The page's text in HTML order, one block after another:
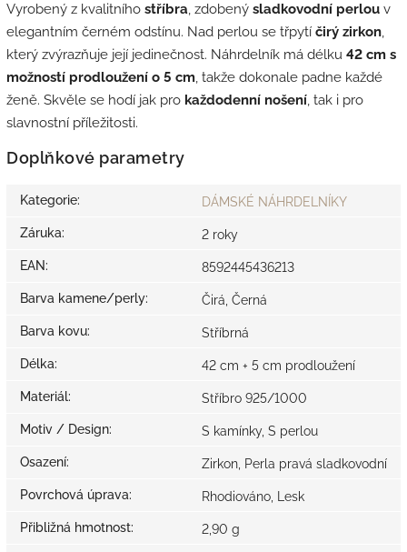
Vyrobený z kvalitního stříbra , zdobený sladkovodní perlou v
elegantním černém odstínu. Nad perlou se třpytí čirý zirkon
který zvýrazňuje její jedinečnost. Náhrdelník má délku 42 cm s
možností prodloužení o 5 cm , takže dokonale padne každé
ženě. Skvěle se hodí jak pro každodenní nošení , tak i pro
slavnostní příležitosti.
Doplňkové parametry
Kategorie: DÁMSKÉ NÁHRDELNÍKY
Záruka: 2 roky
EAN: 8592445436213
Barva kamene/perly: Čirá, Černá
Barva kovu: Stříbrná
Délka: 42 cm + 5 cm prodloužení
Materiál: Stříbro 925/1000
Motiv / Design: S kamínky, S perlou
Osazení: Zirkon, Perla pravá sladkovodní
Povrchová úprava: Rhodiováno, Lesk
Přibližná hmotnost: 2,90 g